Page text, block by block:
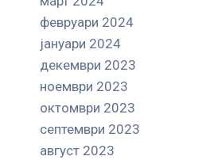
февруари 2024
јануари 2024
декември 2023
ноември 2023
октомври 2023
септември 2023
август 2023